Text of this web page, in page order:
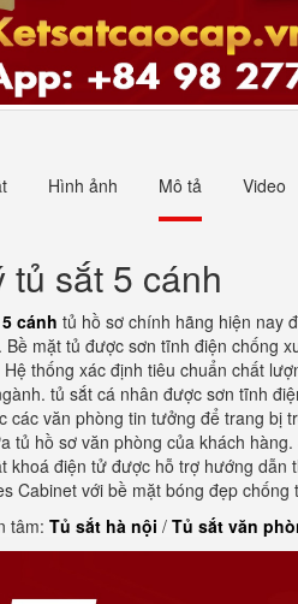
Hình ảnh Mô tả Video
tủ sắt 5 cánh
cánh tủ hồ sơ chính hãng hiện nay
Bề mặt tủ được sơn tĩnh điện chống
thống xác định tiêu chuẩn chất
tủ sắt cá nhân được sơn tĩnh
các văn phòng tin tưởng để trang bị
tủ hồ sơ văn phòng của khách
khoá điện tử được hỗ trợ hướng
Cabinet với bề mặt bóng đẹp chống
tâm: Tủ sắt hà nội / Tủ sắt văn